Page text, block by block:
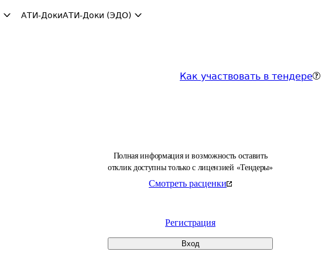
АТИ-ДокиАТИ-Доки (ЭДО)
Как участвовать в тендере
Полная информация и возможность оставить
отклик доступны только с лицензией «Тендеры»
Смотреть расценки
Регистрация
Вход